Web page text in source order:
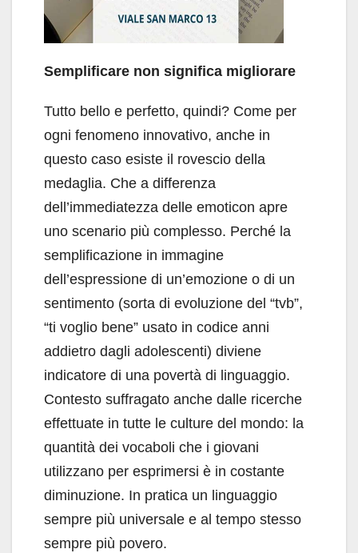
Semplificare non significa migliorare
Tutto bello e perfetto, quindi? Come per
ogni fenomeno innovativo, anche in
questo caso esiste il rovescio della
medaglia. Che a differenza
dell’immediatezza delle emoticon apre
uno scenario più complesso. Perché la
semplificazione in immagine
dell’espressione di un’emozione o di un
sentimento (sorta di evoluzione del “tvb”,
“ti voglio bene” usato in codice anni
addietro dagli adolescenti) diviene
indicatore di una povertà di linguaggio.
Contesto suffragato anche dalle ricerche
effettuate in tutte le culture del mondo: la
quantità dei vocaboli che i giovani
utilizzano per esprimersi è in costante
diminuzione. In pratica un linguaggio
sempre più universale e al tempo stesso
sempre più povero.